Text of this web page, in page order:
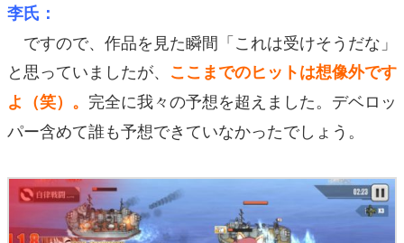
李氏：
ですので、作品を見た瞬間「これは受けそうだな」
と思っていましたが、 ここまでのヒットは想像外です
よ（笑）。 完全に我々の予想を超えました。デベロッ
パー含めて誰も予想できていなかったでしょう。